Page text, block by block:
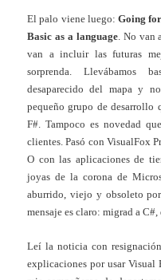
El palo viene luego:Going
Basic as a language. No van
van a incluir las futuras
sorprenda. Llevábamos
desaparecido del mapa y
pequeño grupo de desarrollo
F#. Tampoco es novedad
clientes. Pasó con VisualFox
O con las aplicaciones de
joyas de la corona de
aburrido, viejo y obsoleto
mensaje es claro: migrad a
Leí la noticia con
explicaciones por usar Visual